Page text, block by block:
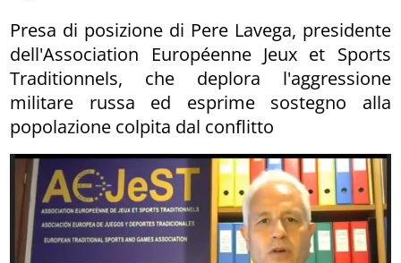
Presa di posizione di Pere Lavega, presidente
dell'Association Européenne Jeux et Sports
Traditionnels, che deplora l'aggressione
militare russa ed esprime sostegno alla
popolazione colpita dal conflitto